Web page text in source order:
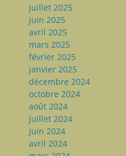
juillet 2025
juin 2025
avril 2025
mars 2025
février 2025
janvier 2025
décembre 2024
octobre 2024
août 2024
juillet 2024
juin 2024
avril 2024